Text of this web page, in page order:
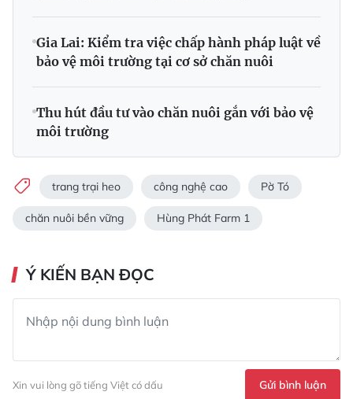
Gia Lai: Kiểm tra việc chấp hành pháp luật về
bảo vệ môi trường tại cơ sở chăn nuôi
Thu hút đầu tư vào chăn nuôi gắn với bảo vệ
môi trường
trang trại heo công nghệ cao Pờ Tó
chăn nuôi bền vững Hùng Phát Farm 1
Ý KIẾN BẠN ĐỌC
Xin vui lòng gõ tiếng Việt có dấu Gửi bình luận